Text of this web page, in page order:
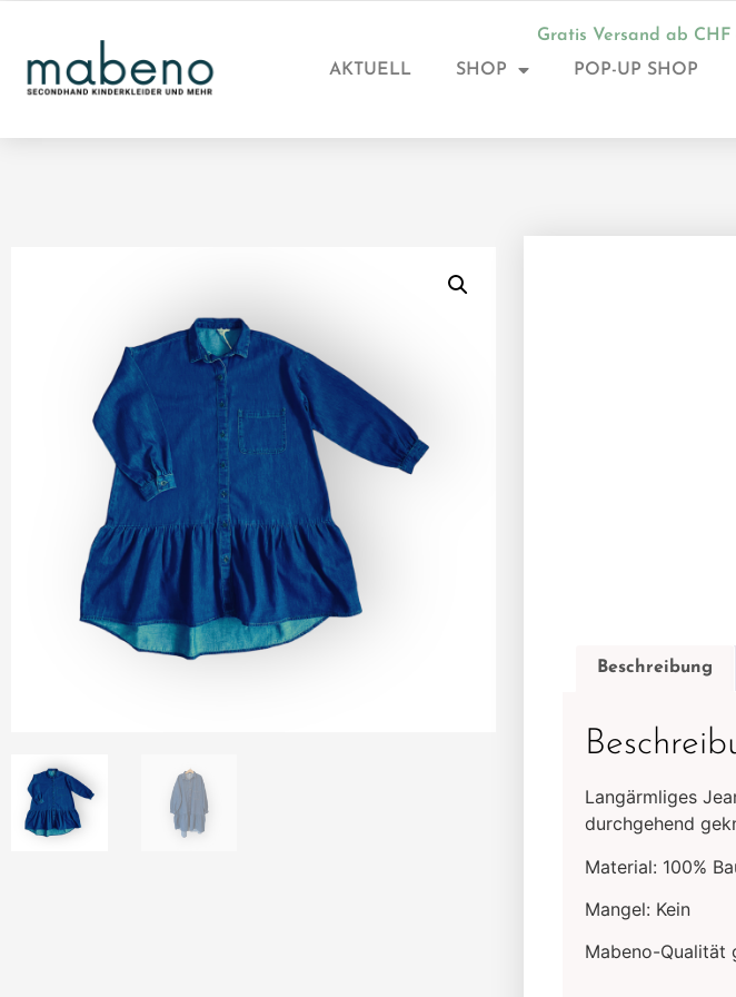
Gratis Versand ab CHF
AKTUELL
SHOP POP-UP SHOP
Beschreibung
Langärmliges
durchgehend
Material: 100%
Mangel: Kein
Mabeno-Qualität